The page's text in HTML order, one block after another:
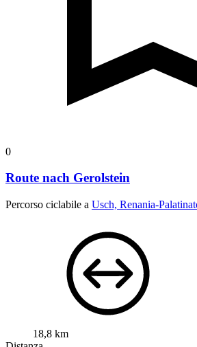
0
Route nach Gerolstein
Percorso ciclabile a Usch, Renania-
18,8 km